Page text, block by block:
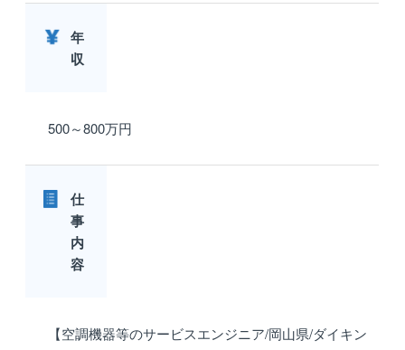
年
収
500～800万円
仕
事
内
容
【空調機器等のサービスエンジニア/岡山県/ダイキン